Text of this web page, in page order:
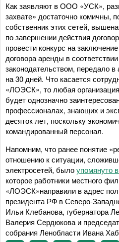
Как заявляют в ООО «УСК»,
захвате» достаточно комичны,
собственник этих сетей,
по завершении действия
провести конкурс на
договора аренды в
законодательством, передало
на 30 дней. Что касается
«ЛОЭСК», то любая
будет однозначно
профессионалах, знающих и
десяток лет, поскольку
командированный персонал.
Напомним, что ранее понятие
отношению к ситуации,
электросетей, былоупомянуто
которое работники местного
«ЛОЭСК»направили в адрес
президента РФ в Северо-
Ильи Клебанова, губернатора
Валерия Сердюкова и
собрания Ленобласти Ивана